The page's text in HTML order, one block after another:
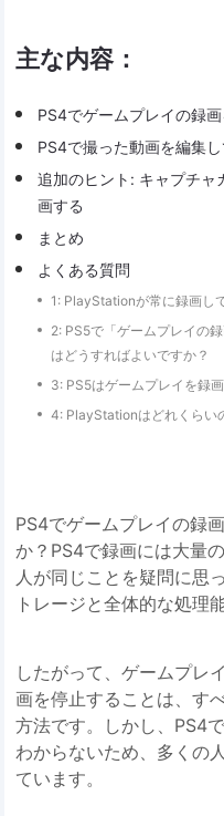
主な内容：
PS4でゲームプレイの録
PS4で撮った動画を編集
追加のヒント: キャプチャ
画する
まとめ
よくある質問
1: PlayStationが常に録画し
2: PS5で「ゲームプレイの
はどうすればよいですか？
3: PS5はゲームプレイを録
4: PlayStationはどれくらい
PS4でゲームプレイの録
か？PS4で録画には大量
人が同じことを疑問に思
トレージと全体的な処理
したがって、ゲームプレ
画を停止することは、す
方法です。しかし、PS4
わからないため、多くの
ています。